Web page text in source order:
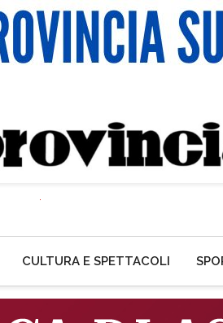
CULTURA E SPETTACOLI